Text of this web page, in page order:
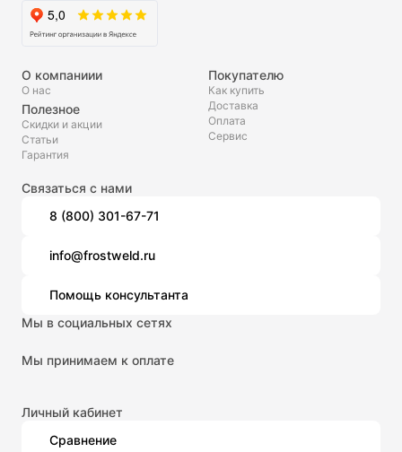
О компаниии
О нас
Полезное
Скидки и акции
Статьи
Гарантия
Покупателю
Как купить
Доставка
Оплата
Сервис
Связаться с нами
8 (800) 301-67-71
info@frostweld.ru
Помощь консультанта
Мы в социальных сетях
Мы принимаем к оплате
Личный кабинет
Сравнение